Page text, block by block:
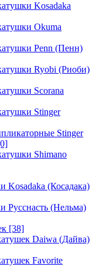
Kosadaka
Okuma
Penn (Пенн)
Ryobi (Риоби)
Scorana
Stinger
Stinger
Shimano
Kosadaka (Косадака)
Русснасть (Нельма)
[38]
Daiwa (Дайва)
Favorite